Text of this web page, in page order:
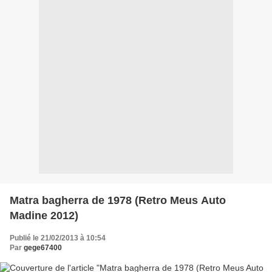
Matra bagherra de 1978 (Retro Meus Auto
Madine 2012)
Publié le 21/02/2013 à 10:54
Par gege67400